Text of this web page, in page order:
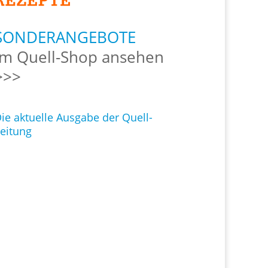
Quell-Shop ansehen
aktuelle Ausgabe der Quell-